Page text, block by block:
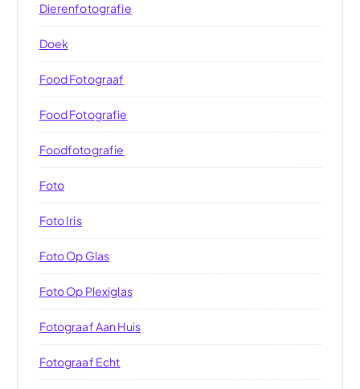
Dierenfotografie
Doek
Food Fotograaf
Food Fotografie
Foodfotografie
Foto
Foto Iris
Foto Op Glas
Foto Op Plexiglas
Fotograaf Aan Huis
Fotograaf Echt